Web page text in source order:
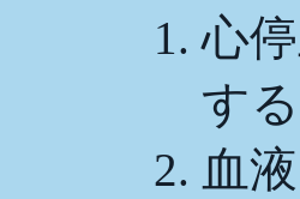
心
す
血